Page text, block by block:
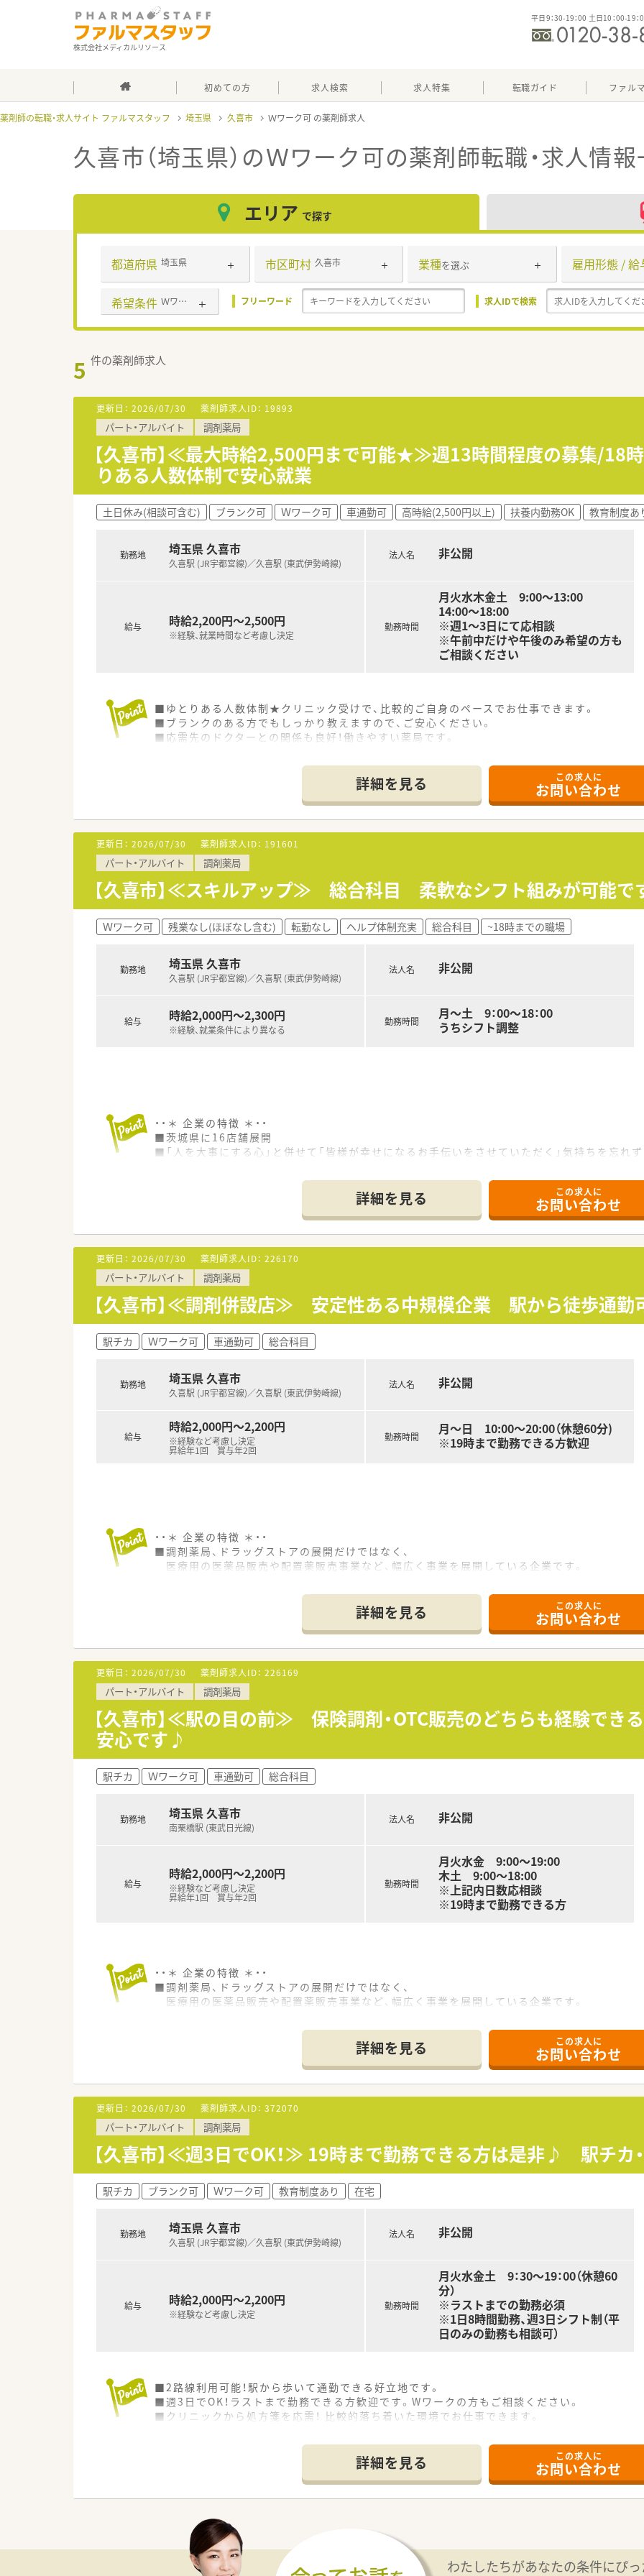
株式会社メディカルリソース
平日9：30-19：00 土日10：00-19
初めての方 求人検索 求人特集 転職ガイド ファル
薬剤師の転職・求人サイト ファルマスタッフ 埼玉県 久喜市 Ｗワーク可
久喜市（埼玉県）のＷワーク可の薬剤師転職・求人情
エリア で探す
都道府県 埼玉県 市区町村 久喜市 業種を選ぶ 雇用形態 / 給
希望条件 Ｗワーク可 フリーワード 求人IDで検索
5 件の薬剤師求人
更新日： 2026/07/30 薬剤師求人ID： 19893
パート・アルバイト 調剤薬局
【久喜市】≪最大時給2,500円まで可能★≫週13時間程度の募集/18
りある人数体制で安心就業
土日休み(相談可含む) ブランク可 Ｗワーク可 車通勤可 高時給(2,500円以上) 扶養内勤務OK 教育制度あ
勤務地 埼玉県 久喜市
久喜駅 (JR宇都宮線)／久喜駅 (東武伊勢崎線)
給与 時給2,200円～2,500円
※経験、就業時間など考慮し決定
法人名 非公開
勤務時間
月火水木金土 9:00～13:00
14:00～18:00
※週1～3日にて応相談
※午前中だけや午後のみ希望の方も
ご相談ください
■ゆとりある人数体制★クリニック受けで、比較的ご自身のペースでお仕事できます。
■ブランクのある方でもしっかり教えますので、ご安心ください。
■応需先のドクターとの関係も良好！働きやすい薬局です。
■外来の他、個人在宅も対応中
■1店舗経営のいわゆる個人薬局になります。ゆったりと勤務したい方におすすめです♪
■お休みをとりやすい環境作りを推進しております。
■研修体制がきちんと整っている企業です。
詳細を見る この求人に
お問い合わせ
更新日： 2026/07/30 薬剤師求人ID： 191601
パート・アルバイト 調剤薬局
【久喜市】≪スキルアップ≫ 総合科目 柔軟なシフト組みが可能
Ｗワーク可 残業なし(ほぼなし含む) 転勤なし ヘルプ体制充実 総合科目 ~18時までの職場
勤務地 埼玉県 久喜市
久喜駅 (JR宇都宮線)／久喜駅 (東武伊勢崎線)
給与 時給2,000円～2,300円
※経験、就業条件により異なる
法人名 非公開
勤務時間
月～土 9：00～18：00
うちシフト調整
・・＊ 企業の特徴 ＊・・
■茨城県に16店舗展開
■「人を大事にする心」と併せて「皆様が幸せになるお手伝いをさせていただく」気持ちを忘れ
■～在宅医療への取り組み～株式会社サンテでは、医師、訪問看護師、施設スタッフやケアマ
種高齢者施設を訪問、お薬をお届けし、薬剤管理、お薬に関するご説明やご相談に応じています
■新卒薬剤師はもちろん、他の企業で勤務経験のある中途採用の薬剤師の方も歓迎します。調
通してスキルアップしていただけます。
家庭的な環境のなかで経験豊かなスタッフが親身になって指導します。
詳細を見る この求人に
お問い合わせ
更新日： 2026/07/30 薬剤師求人ID： 226170
パート・アルバイト 調剤薬局
【久喜市】≪調剤併設店≫ 安定性ある中規模企業 駅から徒歩通勤
駅チカ Ｗワーク可 車通勤可 総合科目
勤務地 埼玉県 久喜市
久喜駅 (JR宇都宮線)／久喜駅 (東武伊勢崎線)
給与
時給2,000円～2,200円
※経験など考慮し決定
昇給年1回 賞与年2回
法人名 非公開
勤務時間
月～日 10:00～20:00（休憩60分)
※19時まで勤務できる方歓迎
・・＊ 企業の特徴 ＊・・
■調剤薬局、ドラッグストアの展開だけではなく、
医療用の医薬品販売や配置薬販売事業など、幅広く事業を展開している企業です。
■労働組合があるので、働きやすい環境が整っています。
■社長が薬剤師のため、薬剤師の気持ちを理解してくれる職場です。
調剤未経験の方も、知識・スキルをしっかりと身につけられる環境で
詳細を見る この求人に
お問い合わせ
更新日： 2026/07/30 薬剤師求人ID： 226169
パート・アルバイト 調剤薬局
【久喜市】≪駅の目の前≫ 保険調剤・OTC販売のどちらも経験で
安心です♪
駅チカ Ｗワーク可 車通勤可 総合科目
勤務地 埼玉県 久喜市
南栗橋駅 (東武日光線)
給与
時給2,000円～2,200円
※経験など考慮し決定
昇給年1回 賞与年2回
法人名 非公開
勤務時間
月火水金 9:00～19:00
木土 9:00～18:00
※上記内日数応相談
※19時まで勤務できる方
・・＊ 企業の特徴 ＊・・
■調剤薬局、ドラッグストアの展開だけではなく、
医療用の医薬品販売や配置薬販売事業など、幅広く事業を展開している企業です。
■労働組合があるので、働きやすい環境が整っています。
■社長が薬剤師のため、薬剤師の気持ちを理解してくれる職場です。
■「育児休業制度」や「時短制度」がございます。
育休復帰率は80％と、お子さんをお持ちの方も働きやすい環境です。
詳細を見る この求人に
お問い合わせ
更新日： 2026/07/30 薬剤師求人ID： 372070
パート・アルバイト 調剤薬局
【久喜市】≪週3日でOK！≫ 19時まで勤務できる方は是非♪ 駅チカ
駅チカ ブランク可 Ｗワーク可 教育制度あり 在宅
勤務地 埼玉県 久喜市
久喜駅 (JR宇都宮線)／久喜駅 (東武伊勢崎線)
給与 時給2,000円～2,200円
※経験など考慮し決定
法人名 非公開
勤務時間
月火水金土 9：30～19：00（休憩60
分）
※ラストまでの勤務必須
※1日8時間勤務、週3日シフト制（平
日のみの勤務も相談可）
■2路線利用可能！駅から歩いて通勤できる好立地です。
■週3日でOK！ラストまで勤務できる方歓迎です。Wワークの方もご相談ください。
■クリニックから処方箋を応需！ 比較的落ち着いた環境でお仕事できます。
詳細を見る この求人に
お問い合わせ
わたしたちがあなたの条件にぴ